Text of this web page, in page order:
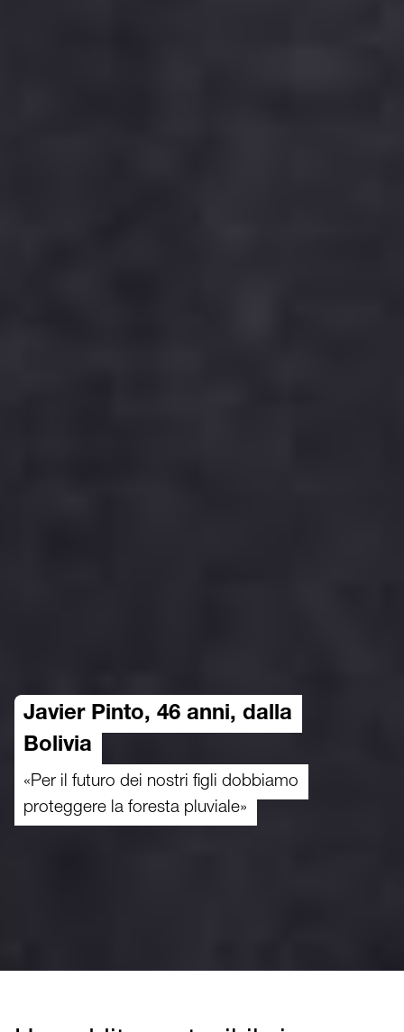
Javier Pinto, 46 anni, dalla
Bolivia
«Per il futuro dei nostri figli dobbiamo
proteggere la foresta pluviale»